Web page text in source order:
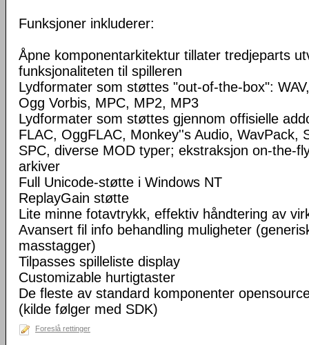
Funksjoner inkluderer:
Åpne komponentarkitektur tillater tredjeparts
funksjonaliteten til spilleren
Lydformater som støttes "out-of-the-box":
Ogg Vorbis, MPC, MP2, MP3
Lydformater som støttes gjennom offisielle
FLAC, OggFLAC, Monkey''s Audio, WavPack,
SPC, diverse MOD typer; ekstraksjon on-the-
arkiver
Full Unicode-støtte i Windows NT
ReplayGain støtte
Lite minne fotavtrykk, effektiv håndtering av
Avansert fil info behandling muligheter
masstagger)
Tilpasses spilleliste display
Customizable hurtigtaster
De fleste av standard komponenter
(kilde følger med SDK)
Foreslå rettinger